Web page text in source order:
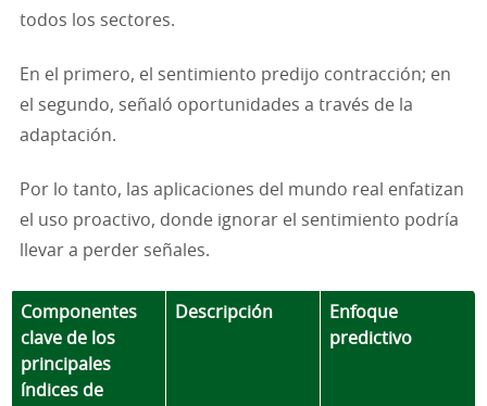
todos los sectores.
En el primero, el sentimiento predijo contracción; en
el segundo, señaló oportunidades a través de la
adaptación.
Por lo tanto, las aplicaciones del mundo real enfatizan
el uso proactivo, donde ignorar el sentimiento podría
llevar a perder señales.
Componentes
clave de los
principales
índices de
Descripción
Enfoque
predictivo